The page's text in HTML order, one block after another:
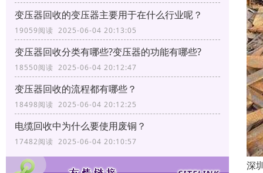
变压器回收的变压器主要用于在什么行业呢？
19059阅读 2025-06-04 20:13:05
变压器回收分类有哪些?变压器的功能有哪些?
18550阅读 2025-06-04 20:12:47
变压器回收的流程都有哪些？
18498阅读 2025-06-04 20:12:25
电缆回收中为什么要使用废铜？
17482阅读 2025-06-04 20:10:57
深